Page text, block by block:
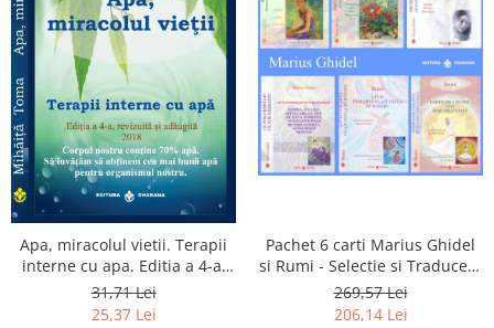
Apa, miracolul vietii. Terapii
interne cu apa. Editia a 4-a,
revizuita si adaugita.
31,71 Lei
25,37 Lei
Pachet 6 carti Marius Ghidel
si Rumi - Selectie si Traducere
de Marius Ghidel
269,57 Lei
206,14 Lei